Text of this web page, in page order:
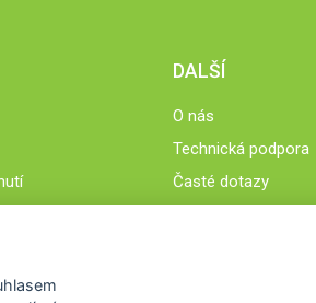
DALŠÍ
O nás
Technická podpora
Časté dotazy